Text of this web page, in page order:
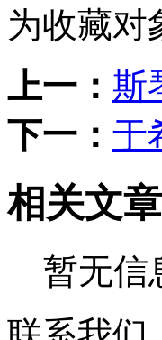
为收藏对
上一： 斯
下一： 于
相关文章
暂无信